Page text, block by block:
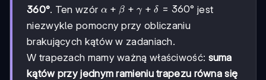
360°. Ten wzór α +
β + γ
+ δ
=
360°
α + β + γ + δ = 360° jest
niezwykle pomocny przy obliczaniu
brakujących kątów w zadaniach.
W trapezach mamy ważną właściwość: suma
kątów przy jednym ramieniu trapezu równa się